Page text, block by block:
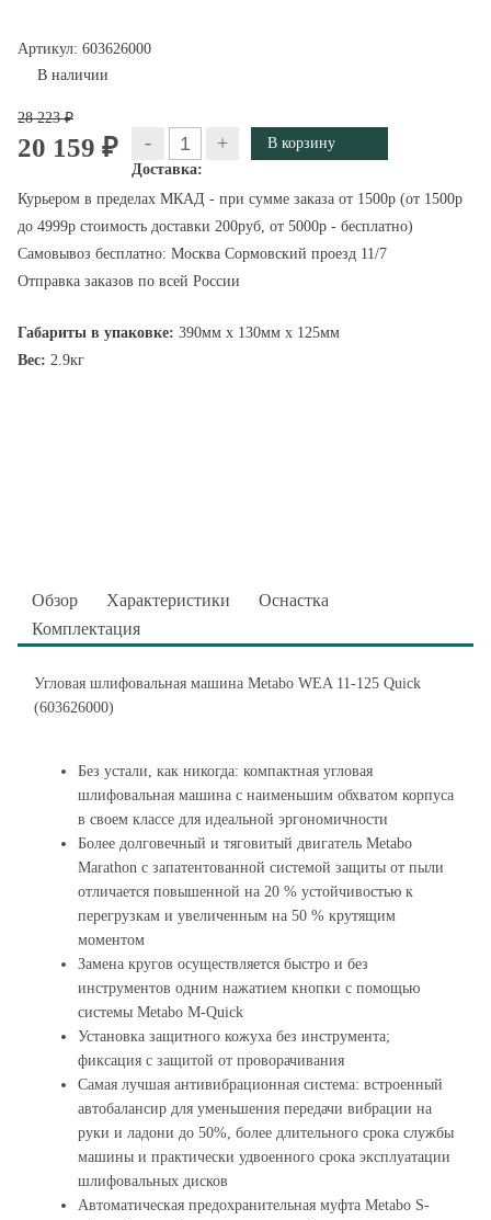
Артикул: 603626000
В наличии
28 223 ₽
20 159 ₽ - +
Доставка:
Курьером в пределах МКАД - при сумме заказа от 1500р (от 1500р
до 4999р стоимость доставки 200руб, от 5000р - бесплатно)
Самовывоз бесплатно: Москва Сормовский проезд 11/7
Отправка заказов по всей России
Габариты в упаковке: 390мм x 130мм x 125мм
Вес: 2.9кг
Обзор Характеристики
Оснастка
Комплектация
Угловая шлифовальная машина Metabo WEA 11-125 Quick
(603626000)
Без устали, как никогда: компактная угловая
шлифовальная машина с наименьшим обхватом корпуса
в своем классе для идеальной эргономичности
Более долговечный и тяговитый двигатель Metabo
Marathon с запатентованной системой защиты от пыли
отличается повышенной на 20 % устойчивостью к
перегрузкам и увеличенным на 50 % крутящим
моментом
Замена кругов осуществляется быстро и без
инструментов одним нажатием кнопки с помощью
системы Metabo M-Quick
Установка защитного кожуха без инструмента;
фиксация с защитой от проворачивания
Самая лучшая антивибрационная система: встроенный
автобалансир для уменьшения передачи вибрации на
руки и ладони до 50%, более длительного срока службы
машины и практически удвоенного срока эксплуатации
шлифовальных дисков
Автоматическая предохранительная муфта Metabo S-